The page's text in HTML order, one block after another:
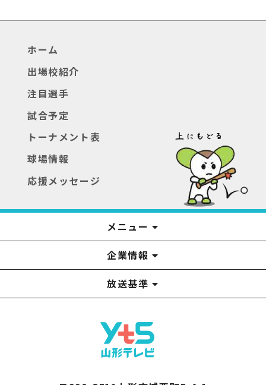
ホーム
出場校紹介
注目選手
試合予定
トーナメント表
球場情報
応援メッセージ
メニュー
YTSニュース
番組
アナウンサー
プレゼント
イベント
みるるん星人
YTS見学ツアー
番組表
お問い合わせ
企業情報
企業情報
役員構成
YTS山形テレビ SDGs 宣言
採用情報
山形テレビ人権方針
山形テレビ国民保護業務計画提出文
個人情報基本方針
情報セキュリティ基本方針
視聴データの取扱いについて
系列局一覧
中継局一覧
放送基準